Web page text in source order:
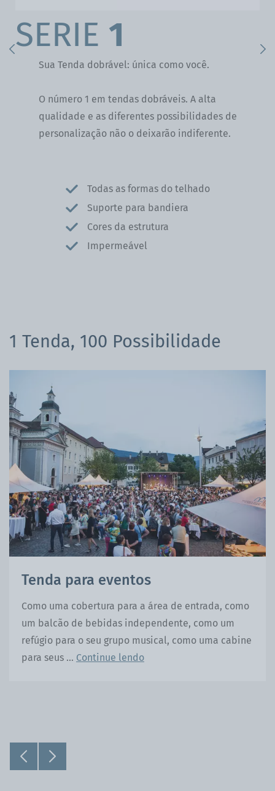
Previous
SERIE 1
Sua Tenda dobrável: única como você.
O número 1 em tendas dobráveis. A alta
qualidade e as diferentes possibilidades de
personalização não o deixarão indiferente.
Todas as formas do telhado
Suporte para bandiera
Cores da estrutura
Impermeável
1 Tenda, 100 Possibilidade
Tenda para eventos
Como uma cobertura para a área de entrada, como
um balcão de bebidas independente, como um
refúgio para o seu grupo musical, como uma cabine
para seus ... Continue lendo